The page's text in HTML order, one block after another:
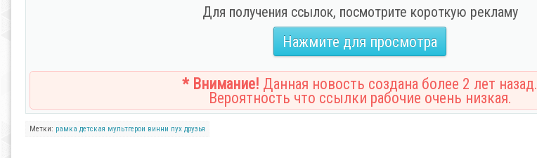
Для получения ссылок, посмотрите короткую рекламу
Нажмите для просмотра
* Внимание! Данная новость создана более 2 лет назад.
Вероятность что ссылки рабочие очень низкая.
Метки: рамка детская мультгерои винни пух друзья